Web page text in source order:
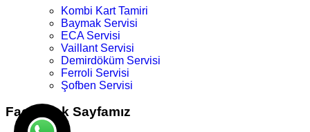
Kombi Kart Tamiri
Baymak Servisi
ECA Servisi
Vaillant Servisi
Demirdöküm Servisi
Ferroli Servisi
Şofben Servisi
Facebook Sayfamız